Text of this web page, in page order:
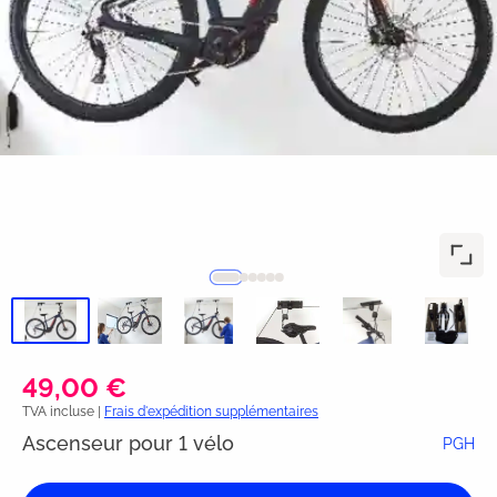
49,00 €
TVA incluse | Frais d'expédition supplémentaires
Ascenseur pour 1 vélo PGH